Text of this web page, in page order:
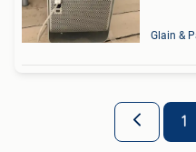
Glain &
1